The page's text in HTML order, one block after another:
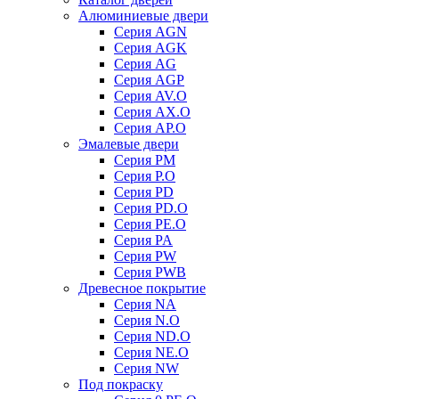
Алюминиевые двери
Серия AGN
Серия AGK
Серия AG
Серия AGP
Серия AV.O
Серия AX.O
Серия AP.O
Эмалевые двери
Серия PM
Серия P.O
Серия PD
Серия PD.O
Серия PE.O
Серия PA
Серия PW
Серия PWB
Древесное покрытие
Серия NA
Серия N.O
Серия ND.O
Серия NE.O
Серия NW
Под покраску